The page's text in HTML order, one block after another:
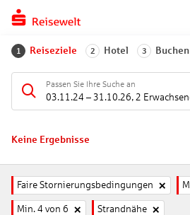
1 Reiseziele 2 Hotel 3 Buchen
Passen Sie Ihre Suche an
03.11.24 – 31.10.26, 2
Keine Ergebnisse
Faire Stornierungsbedingungen
Min. 4 von 6 Strandnähe